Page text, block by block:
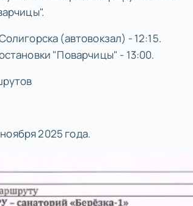
(автовокзал) - 12:15.
"Поварчицы" - 13:00.
2025 года.